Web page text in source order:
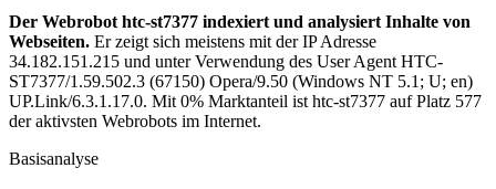
Der Webrobot htc-st7377 indexiert und analysiert Inhalte von
Webseiten. Er zeigt sich meistens mit der IP Adresse
34.182.151.215 und unter Verwendung des User Agent HTC-
ST7377/1.59.502.3 (67150) Opera/9.50 (Windows NT 5.1; U; en)
UP.Link/6.3.1.17.0. Mit 0% Marktanteil ist htc-st7377 auf Platz 577
der aktivsten Webrobots im Internet.
Basisanalyse